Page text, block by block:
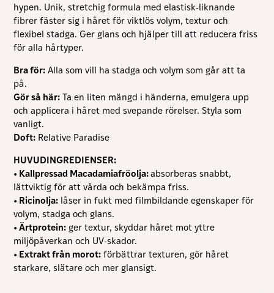
hypen. Unik, stretchig formula med elastisk-liknande
fibrer fäster sig i håret för viktlös volym, textur och
flexibel stadga. Ger glans och hjälper till att reducera friss
för alla hårtyper.
Bra för: Alla som vill ha stadga och volym som går att ta
på.
Gör så här: Ta en liten mängd i händerna, emulgera upp
och applicera i håret med svepande rörelser. Styla som
vanligt.
Doft: Relative Paradise
HUVUDINGREDIENSER:
• Kallpressad Macadamiafröolja:absorberas snabbt,
lättviktig för att vårda och bekämpa friss.
• Ricinolja: låser in fukt med filmbildande egenskaper för
volym, stadga och glans.
• Ärtprotein: ger textur, skyddar håret mot yttre
miljöpåverkan och UV-skador.
• Extrakt från morot: förbättrar texturen, gör håret
starkare, slätare och mer glansigt.
förbättra
funktionalitet
och
används.
Upplevelse
ditt besök.
de här
kakorna
att försvinna
hemsidan.